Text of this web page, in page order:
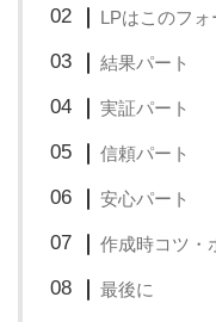
LPはこのフ
結果パート
実証パート
信頼パート
安心パート
作成時コツ・
最後に